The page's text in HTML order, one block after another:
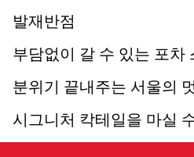
발재반점
부담없이 갈 수 있는 포차
분위기 끝내주는 서울의
시그니처 칵테일을 마실